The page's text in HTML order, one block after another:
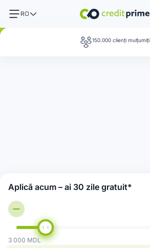
RO
150.000 clienți mulțumiți
Aplică acum – ai 30 zile gratuit*
3 000 MDL